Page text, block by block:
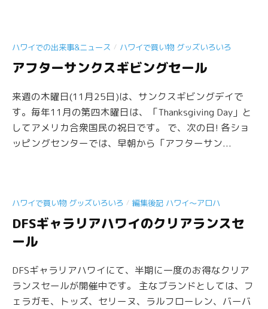
ハワイでの出来事&ニュース / ハワイで買い物 グッズいろいろ
アフターサンクスギビングセール
来週の木曜日(11月25日)は、サンクスギビングデイで
す。毎年11月の第四木曜日は、「Thanksgiving Day」と
してアメリカ合衆国民の祝日です。 で、次の日! 各ショ
ッピングセンターでは、早朝から「アフターサン...
ハワイで買い物 グッズいろいろ / 編集後記 ハワイ〜アロハ
DFSギャラリアハワイのクリアランスセ
ール
DFSギャラリアハワイにて、半期に一度のお得なクリア
ランスセールが開催中です。 主なブランドとしては、フ
ェラガモ、トッズ、セリーヌ、ラルフローレン、バーバ